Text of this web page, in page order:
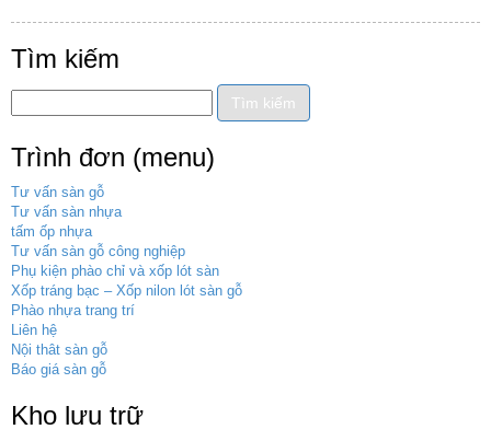
Tìm kiếm
Trình đơn (menu)
Tư vấn sàn gỗ
Tư vấn sàn nhựa
tấm ốp nhựa
Tư vấn sàn gỗ công nghiệp
Phụ kiện phào chỉ và xốp lót sàn
Xốp tráng bạc – Xốp nilon lót sàn gỗ
Phào nhựa trang trí
Liên hệ
Nội thât sàn gỗ
Báo giá sàn gỗ
Kho lưu trữ